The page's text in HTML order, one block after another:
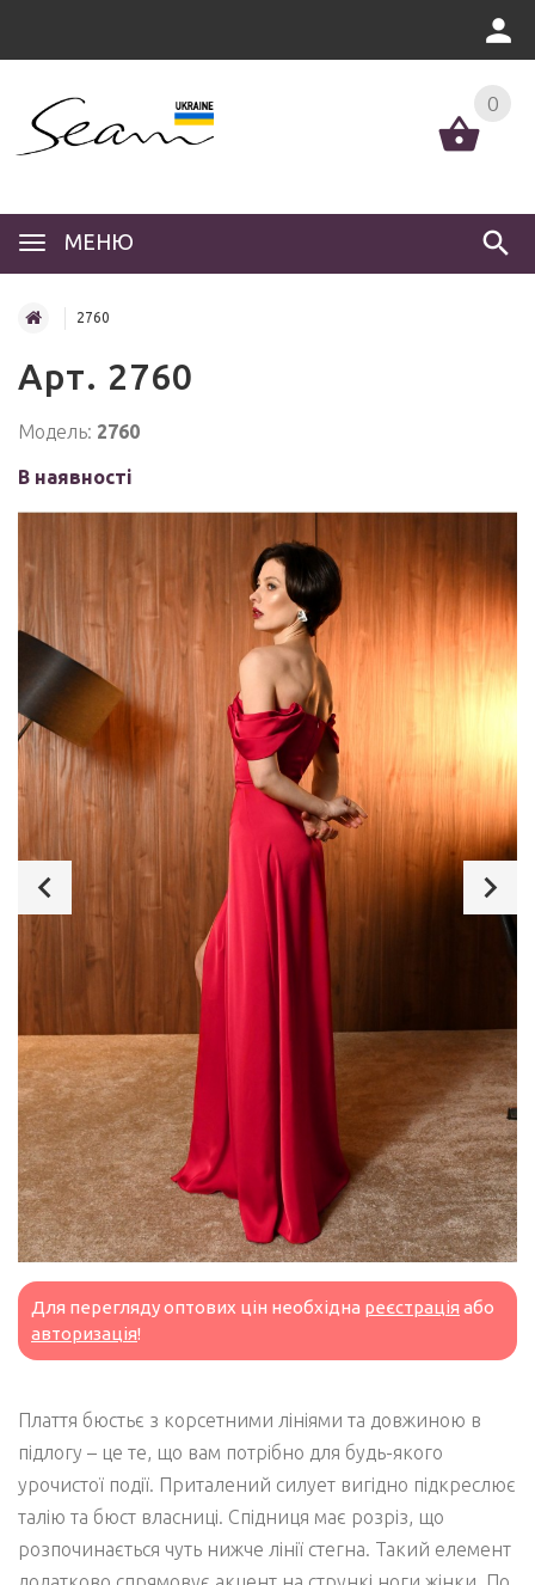
МЕНЮ
0
2760
Арт. 2760
Модель: 2760
В наявності
Для перегляду оптових цін необхідна реєстрація або
авторизація!
Плаття бюстьє з корсетними лініями та довжиною в
підлогу – це те, що вам потрібно для будь-якого
урочистої події. Приталений силует вигідно підкреслює
талію та бюст власниці. Спідниця має розріз, що
розпочинається чуть нижче лінії стегна. Такий елемент